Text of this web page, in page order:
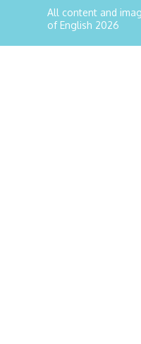
All content and
of English 2026